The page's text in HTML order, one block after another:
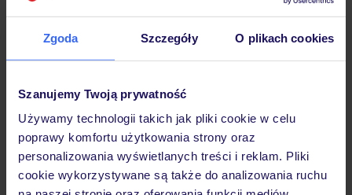
Zgoda Szczegóły O plikach cookies
Szanujemy Twoją prywatność
Używamy technologii takich jak pliki cookie w celu
poprawy komfortu użytkowania strony oraz
personalizowania wyświetlanych treści i reklam. Pliki
cookie wykorzystywane są także do analizowania ruchu
Lider niskich cen
Największe biuro
30 lat w
Hotel